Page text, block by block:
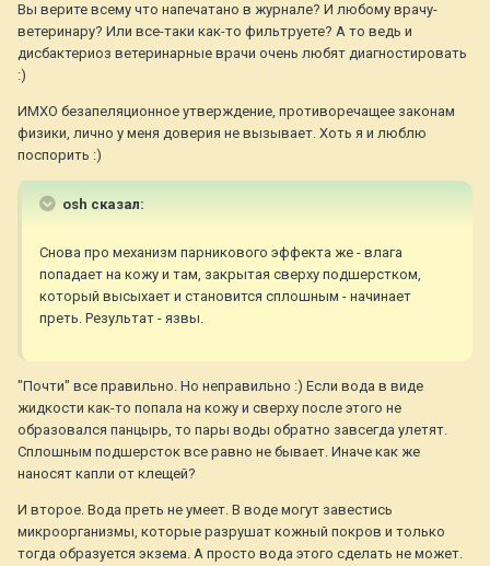
Вы верите всему что напечатано в журнале? И любому врачу-
ветеринару? Или все-таки как-то фильтруете? А то ведь и
дисбактериоз ветеринарные врачи очень любят диагностировать
:)
ИМХО безапеляционное утверждение, противоречащее законам
физики, лично у меня доверия не вызывает. Хоть я и люблю
поспорить :)
osh сказал:
Снова про механизм парникового эффекта же - влага
попадает на кожу и там, закрытая сверху подшерстком,
который высыхает и становится сплошным - начинает
преть. Результат - язвы.
"Почти" все правильно. Но неправильно :) Если вода в виде
жидкости как-то попала на кожу и сверху после этого не
образовался панцырь, то пары воды обратно завсегда улетят.
Сплошным подшерсток все равно не бывает. Иначе как же
наносят капли от клещей?
И второе. Вода преть не умеет. В воде могут завестись
микроорганизмы, которые разрушат кожный покров и только
тогда образуется экзема. А просто вода этого сделать не может.